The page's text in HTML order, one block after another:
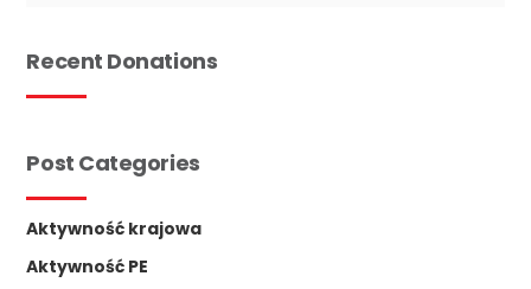
Recent Donations
Post Categories
Aktywność krajowa
Aktywność PE